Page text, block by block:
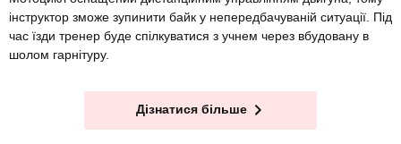
інструктор зможе зупинити байк у непередбачуваній ситуації. Під
час їзди тренер буде спілкуватися з учнем через вбудовану в
шолом гарнітуру.
Дізнатися більше